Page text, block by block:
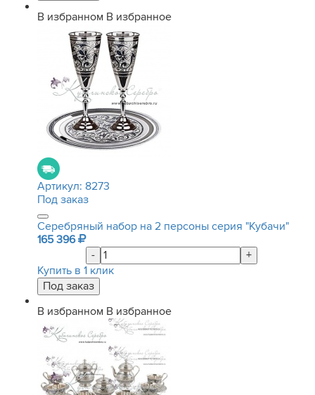
В избранном В избранное
Артикул: 8273
Под заказ
Серебряный набор на 2 персоны серия "Кубачи"
165 396
-
+
Купить в 1 клик
В избранном В избранное